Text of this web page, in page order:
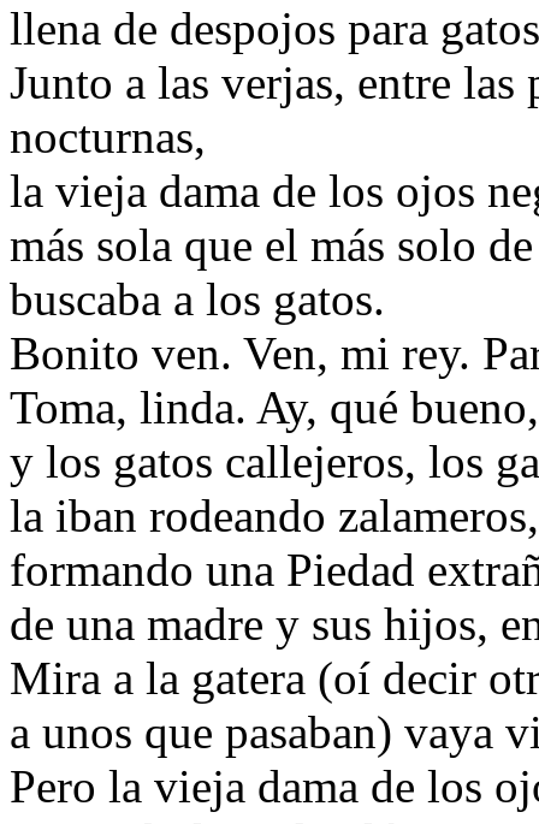
llena de despojos para
Junto a las verjas, entre las
nocturnas,
la vieja dama de los ojos
más sola que el más solo
buscaba a los gatos.
Bonito ven. Ven, mi rey.
Toma, linda. Ay, qué
y los gatos callejeros, los
la iban rodeando
formando una Piedad
de una madre y sus hijos,
Mira a la gatera (oí decir
a unos que pasaban) vaya
Pero la vieja dama de los